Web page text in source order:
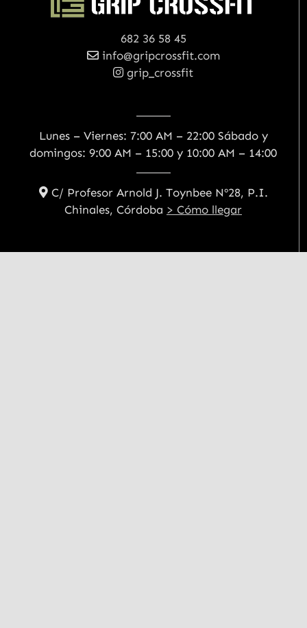
682 36 58 45
info@gripcrossfit.com
grip_crossfit
Lunes – Viernes: 7:00 AM – 22:00 Sábado y
domingos: 9:00 AM – 15:00 y 10:00 AM – 14:00
C/ Profesor Arnold J. Toynbee Nº28, P.I.
Chinales, Córdoba > Cómo llegar